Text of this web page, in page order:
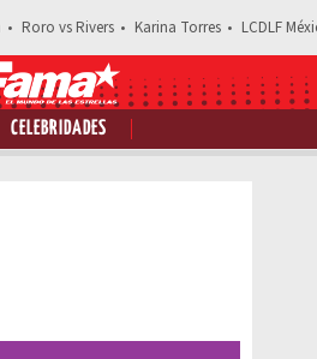
Roro vs Rivers Karina Torres LCDLF
CELEBRIDADES
Comparte esta noticia